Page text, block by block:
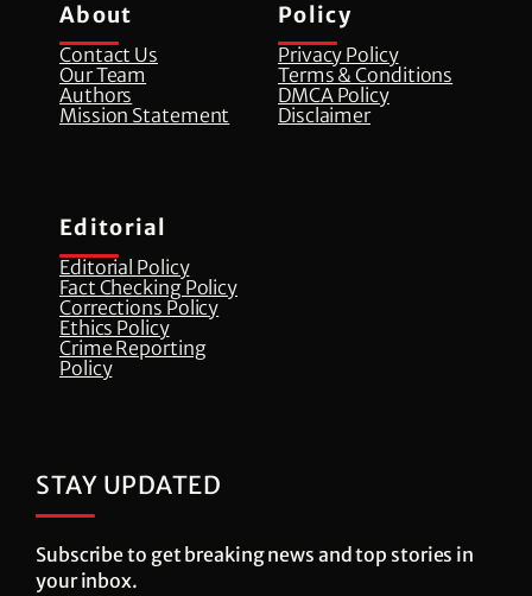
About
Contact Us
Our Team
Authors
Mission Statement
Policy
Privacy Policy
Terms & Conditions
DMCA Policy
Disclaimer
Editorial
Editorial Policy
Fact Checking Policy
Corrections Policy
⁠Ethics Policy
Crime Reporting
Policy
STAY UPDATED
Subscribe to get breaking news and top stories in
your inbox.